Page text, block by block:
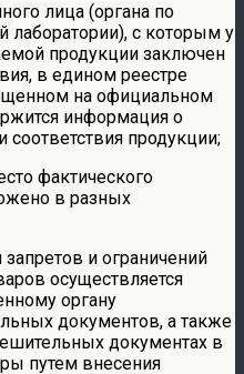
лица (органа по
лаборатории), с которым у
продукции заключен
в едином реестре
на официальном
информация о
продукции;
фактического
в разных
и ограничений
осуществляется
органу
документов, а также
документах в
путем внесения